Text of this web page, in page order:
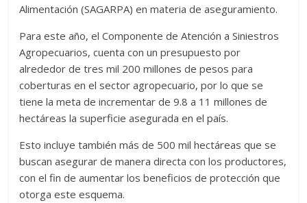
Alimentación (SAGARPA) en materia de aseguramiento.
Para este año, el Componente de Atención a Siniestros
Agropecuarios, cuenta con un presupuesto por
alrededor de tres mil 200 millones de pesos para
coberturas en el sector agropecuario, por lo que se
tiene la meta de incrementar de 9.8 a 11 millones de
hectáreas la superficie asegurada en el país.
Esto incluye también más de 500 mil hectáreas que se
buscan asegurar de manera directa con los productores,
con el fin de aumentar los beneficios de protección que
otorga este esquema.